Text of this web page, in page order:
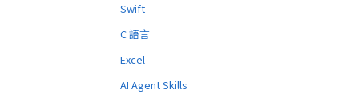
Swift
C 語言
Excel
AI Agent Skills